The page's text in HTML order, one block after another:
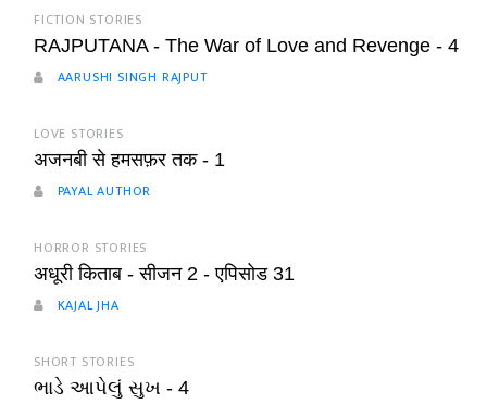
FICTION STORIES
RAJPUTANA - The War of Love and Revenge - 4
AARUSHI SINGH RAJPUT
LOVE STORIES
अजनबी से हमसफ़र तक - 1
PAYAL AUTHOR
HORROR STORIES
अधूरी किताब - सीजन 2 - एपिसोड 31
KAJAL JHA
SHORT STORIES
ભાડે આપેલું સુખ - 4